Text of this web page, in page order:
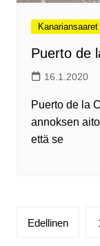
Kanariansaaret
Puerto de
16.1.2020
Puerto de la
annoksen
että se
Artikkelien
Edellinen